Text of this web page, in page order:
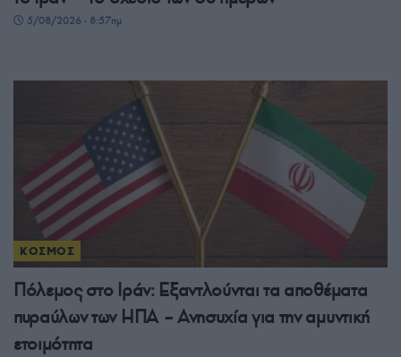
5/08/2026 - 8:57πμ
ΚΟΣΜΟΣ
Πόλεμος στο Ιράν: Εξαντλούνται τα αποθέματα
πυραύλων των ΗΠΑ – Ανησυχία για την αμυντική
ετοιμότητα